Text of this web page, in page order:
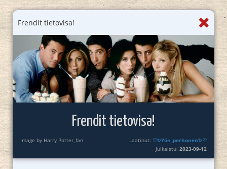
Frendit tietovisa!
Frendit tietovisa!
Image by Harry Potter_fan Laatinut: ♡✨️Yön_perhonen✨♡
Julkaistu:2023-09-12